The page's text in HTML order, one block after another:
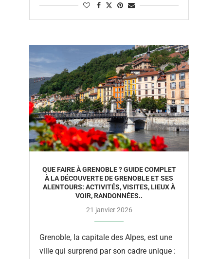
QUE FAIRE À GRENOBLE ? GUIDE COMPLET
À LA DÉCOUVERTE DE GRENOBLE ET SES
ALENTOURS: ACTIVITÉS, VISITES, LIEUX À
VOIR, RANDONNÉES..
21 janvier 2026
Grenoble, la capitale des Alpes, est une
ville qui surprend par son cadre unique :